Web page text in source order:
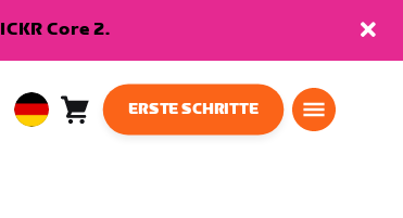
Core 2.
EuropeanWarenkorb0
ERSTE SCHRITTE